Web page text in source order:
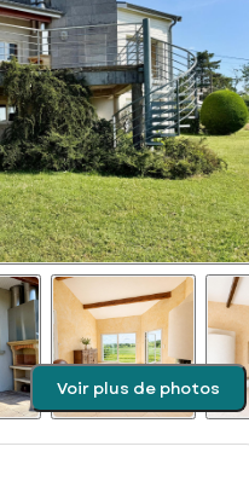
Voir plus de photos